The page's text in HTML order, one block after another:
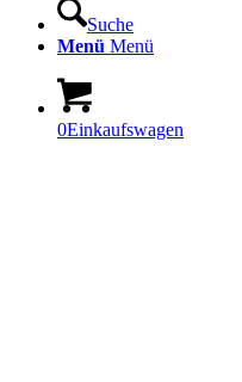
Suche
Menü Menü
0Einkaufswagen